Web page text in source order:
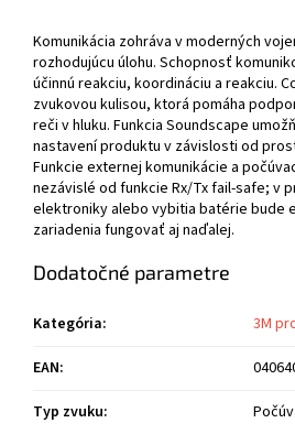
Komunikácia zohráva v moderných
rozhodujúcu úlohu. Schopnosť
účinnú reakciu, koordináciu a reakciu.
zvukovou kulisou, ktorá pomáha
reči v hluku. Funkcia Soundscape
nastavení produktu v závislosti od
Funkcie externej komunikácie a
nezávislé od funkcie Rx/Tx fail-safe; v
elektroniky alebo vybitia batérie bude
zariadenia fungovať aj naďalej.
Dodatočné parametre
Kategória:
3M
EAN:
Typ zvuku: